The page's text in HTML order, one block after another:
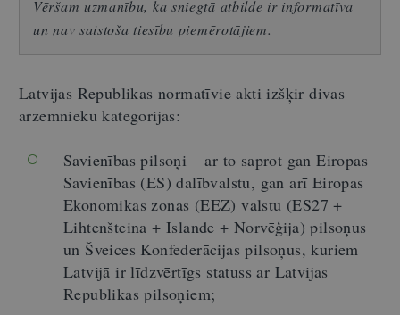
Vēršam uzmanību, ka sniegtā atbilde ir informatīva
un nav saistoša tiesību piemērotājiem.
Latvijas Republikas normatīvie akti izšķir divas
ārzemnieku kategorijas:
Savienības pilsoņi – ar to saprot gan Eiropas
Savienības (ES) dalībvalstu, gan arī Eiropas
Ekonomikas zonas (EEZ) valstu (ES27 +
Lihtenšteina + Islande + Norvēģija) pilsoņus
un Šveices Konfederācijas pilsoņus, kuriem
Latvijā ir līdzvērtīgs statuss ar Latvijas
Republikas pilsoņiem;